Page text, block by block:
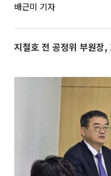
배근미 기자
지철호 전 공정위 부원장